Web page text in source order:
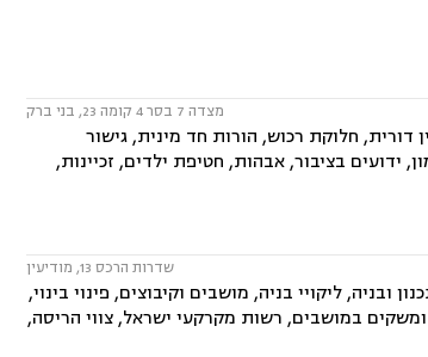
מצדה 7 בסר 4 קומה 23, בני ברק
חלוקת רכוש, הורות חד מינית, גישור
ידועים בציבור, אבהות, חטיפת ילדים, זכיינות,
שדרות הרכס 13, מודיעין
ליקויי בניה, מושבים וקיבוצים, פינוי בינוי,
במושבים, רשות מקרקעי ישראל, צווי הריסה,